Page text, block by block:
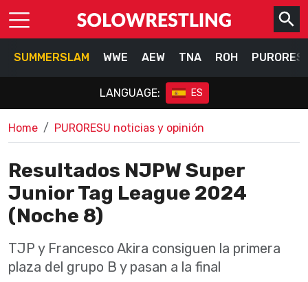
SUMMERSLAM WWE AEW TNA ROH
LANGUAGE: ES
Home PURORESU noticias y opinión
Resultados NJPW Super
Junior Tag League 2024
(Noche 8)
TJP y Francesco Akira consiguen la primera
plaza del grupo B y pasan a la final